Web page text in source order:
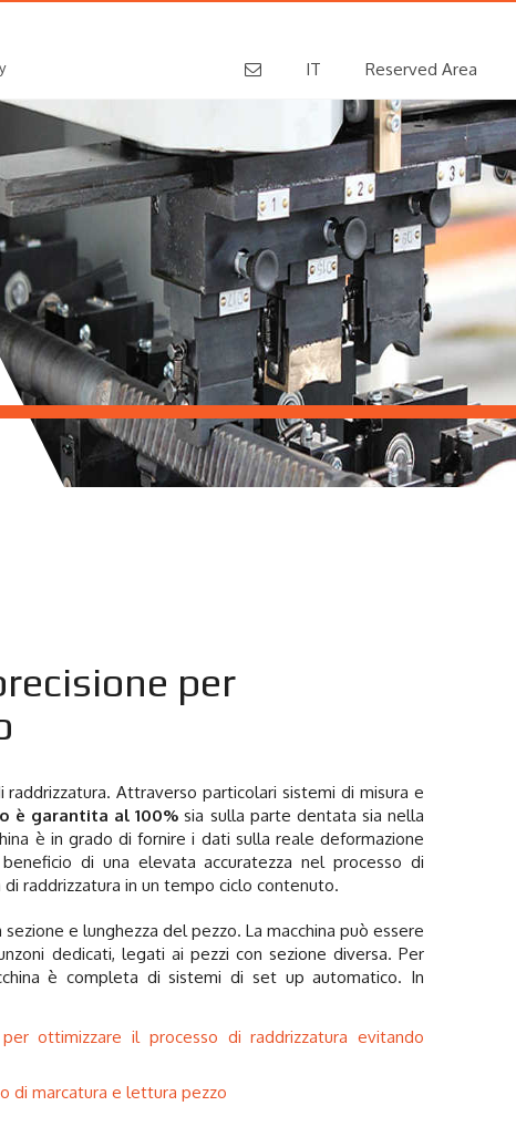
IT Reserved Area
per
raddrizzatura.Attraverso particolari sistemi di misura e
è garantita al 100% sia sulla parte dentata sia nella
è in grado di fornire i dati sulla reale deformazione
di una elevata accuratezza nel processo di
raddrizzatura in un tempo ciclo contenuto.
e lunghezza del pezzo. La macchina può essere
dedicati, legati ai pezzi con sezione diversa. Per
è completa di sistemi di set up automatico. In
per ottimizzare il processo di raddrizzatura evitando
di marcatura e lettura pezzo